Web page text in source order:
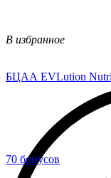
В избранное
БЦАА EVLution
70 бонусов